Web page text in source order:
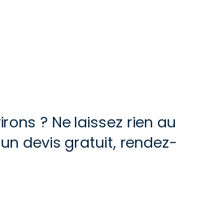
? Ne laissez rien au
devis gratuit, rendez-